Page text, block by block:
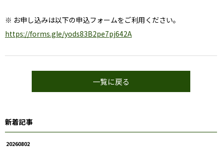
※ お申し込みは以下の申込フォームをご利用ください。
https://forms.gle/yods83B2pe7pj642A
一覧に戻る
新着記事
20260802